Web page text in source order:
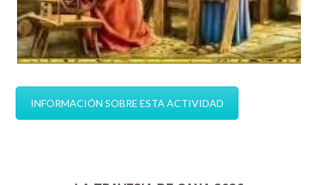
INFORMACIÓN SOBRE ESTA ACTIVIDAD